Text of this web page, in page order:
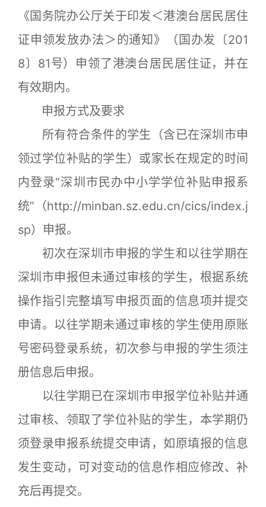
《国务院办公厅关于印发＜港澳台居民居住
证申领发放办法＞的通知》（国办发〔201
8〕81号）申领了港澳台居民居住证，并在
有效期内。
申报方式及要求
所有符合条件的学生（含已在深圳市申
领过学位补贴的学生）或家长在规定的时间
内登录“深圳市民办中小学学位补贴申报系
统”（http://minban.sz.edu.cn/cics/index.j
sp）申报。
初次在深圳市申报的学生和以往学期在
深圳市申报但未通过审核的学生，根据系统
操作指引完整填写申报页面的信息项并提交
申请。以往学期未通过审核的学生使用原账
号密码登录系统，初次参与申报的学生须注
册信息后申报。
以往学期已在深圳市申报学位补贴并通
过审核、领取了学位补贴的学生，本学期仍
须登录申报系统提交申请，如原填报的信息
发生变动，可对变动的信息作相应修改、补
充后再提交。